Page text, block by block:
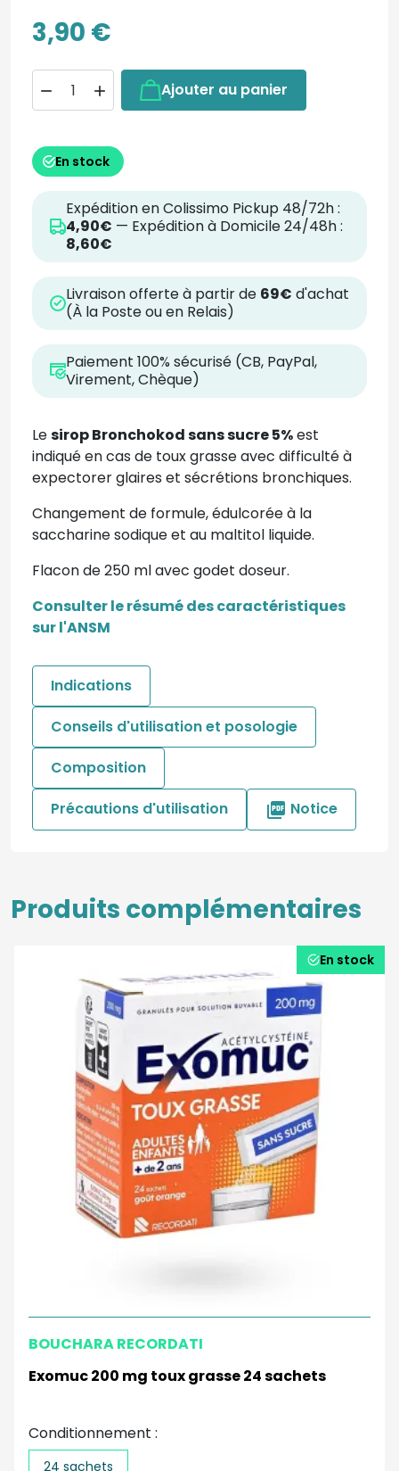
3,90 €
  Ajouter au panier
En stock
Expédition en Colissimo Pickup 48/72h :
4,90€ — Expédition à Domicile 24/48h :
8,60€
Livraison offerte à partir de 69€ d'achat
(À la Poste ou en Relais)
Paiement 100% sécurisé (CB, PayPal,
Virement, Chèque)
Lesirop Bronchokod sans sucre 5%est
indiqué en cas de toux grasse avec difficulté à
expectorer glaires et sécrétions bronchiques.
Changement de formule, édulcorée à la
saccharine sodique et au maltitol liquide.
Flacon de 250 ml avec godet doseur.
Consulter le résumé des caractéristiques
sur l'ANSM
Indications
Conseils d'utilisation et posologie
Composition
Précautions d'utilisation
 Notice
Produits complémentaires
En stock
BOUCHARA RECORDATI
Exomuc 200 mg toux grasse 24 sachets
Conditionnement :
24 sachets